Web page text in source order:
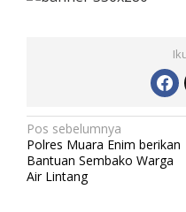
N
a
v
Pos sebelumnya
Polres Muara Enim berikan
Bantuan Sembako Warga
Air Lintang